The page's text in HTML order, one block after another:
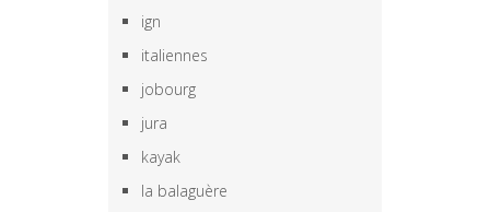
ign
italiennes
jobourg
jura
kayak
la balaguère